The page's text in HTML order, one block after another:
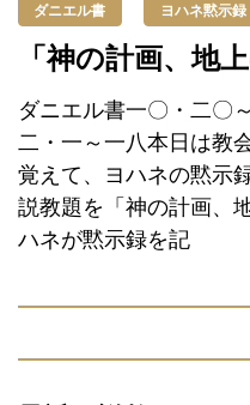
ダニエル書 ヨハネ黙示録
「神の計画、地
ダニエル書一〇・二〇
二・一～一八本日は教
覚えて、ヨハネの黙示
説教題を「神の計画、
ハネが黙示録を記